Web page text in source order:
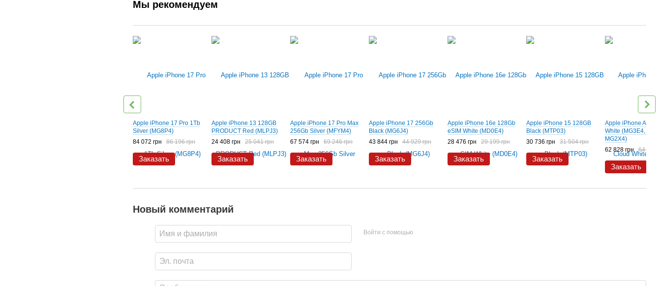
Мы рекомендуем
Apple iPhone 17 Pro 1Tb
Silver (MG8P4)
84 072 грн
86 196 грн
Заказать
Apple iPhone 13 128GB
PRODUCT Red (MLPJ3)
24 408 грн
25 041 грн
Заказать
Apple iPhone 17 Pro Max
256Gb Silver (MFYM4)
67 574 грн
69 246 грн
Заказать
Apple iPhone 17 256Gb
Black (MG6J4)
43 844 грн
44 929 грн
Заказать
Apple iPhone 16e 128Gb
eSIM White (MD0E4)
28 476 грн
29 199 грн
Заказать
Apple iPhone 15 128GB
Black (MTP03)
30 736 грн
31 504 грн
Заказать
Apple iPhone Air
White (MG3E4,
MG2X4)
62 828 грн
64 410
Заказать
Новый комментарий
Войти с помощью